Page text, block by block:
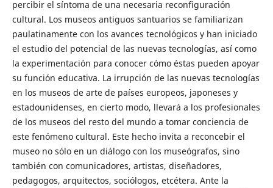
percibir el síntoma de una necesaria reconfiguración
cultural. Los museos antiguos santuarios se familiarizan
paulatinamente con los avances tecnológicos y han iniciado
el estudio del potencial de las nuevas tecnologías, así como
la experimentación para conocer cómo éstas pueden apoyar
su función educativa. La irrupción de las nuevas tecnologías
en los museos de arte de países europeos, japoneses y
estadounidenses, en cierto modo, llevará a los profesionales
de los museos del resto del mundo a tomar conciencia de
este fenómeno cultural. Este hecho invita a reconcebir el
museo no sólo en un diálogo con los museógrafos, sino
también con comunicadores, artistas, diseñadores,
pedagogos, arquitectos, sociólogos, etcétera. Ante la